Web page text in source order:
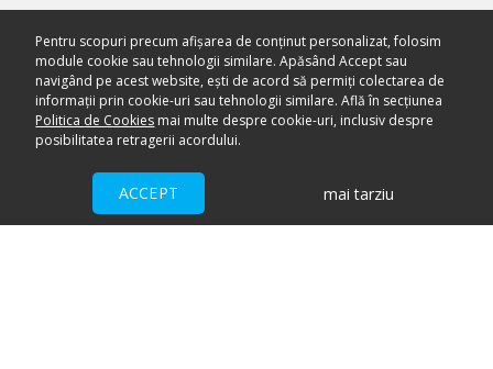
Pentru scopuri precum afișarea de conținut personalizat, folosim
module cookie sau tehnologii similare. Apăsând Accept sau
navigând pe acest website, ești de acord să permiți colectarea de
informații prin cookie-uri sau tehnologii similare. Află în secțiunea
Politica de Cookies mai multe despre cookie-uri, inclusiv despre
posibilitatea retragerii acordului.
ACCEPT mai tarziu